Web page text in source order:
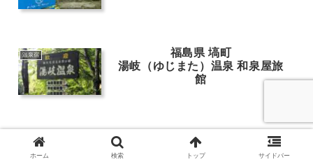
温泉宿
福島県 塙町
湯岐（ゆじまた）温泉 和泉屋旅
館
温泉宿
栃木県 さくら市 旧·かんぽの宿
栃木喜連川（きつれがわ）温泉
ホーム 検索 トップ サイドバー